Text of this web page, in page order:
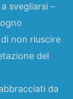
svegliarsi –
non riuscire
del
da